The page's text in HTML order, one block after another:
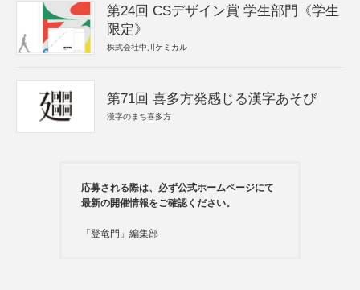
第24回 CSデザイン賞 学生部門《学生
限定》
株式会社中川ケミカル
第71回 喜多方発感じる漢字あそび
漢字のまち喜多方
応募される際は、必ず公式ホームページにて
最新の開催情報をご確認ください。
「登竜門」編集部